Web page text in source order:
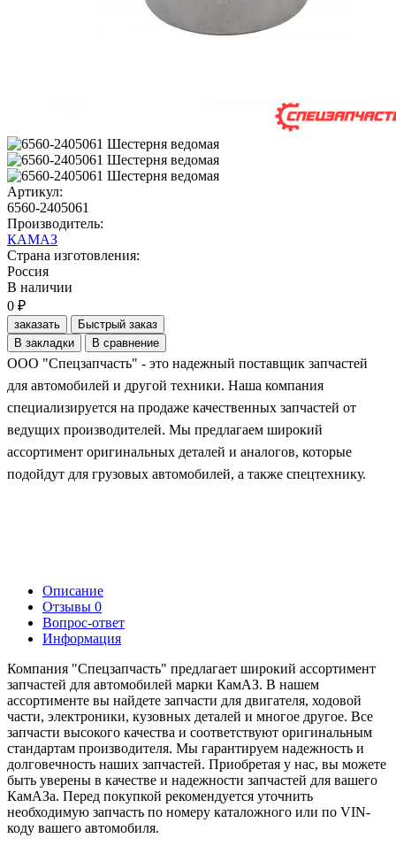
Артикул:
6560-2405061
Производитель:
КАМАЗ
Страна изготовления:
Россия
В наличии
0 ₽
заказать
Быстрый заказ
В закладки
В сравнение
ООО "Спецзапчасть" - это надежный поставщик запчастей
для автомобилей и другой техники. Наша компания
специализируется на продаже качественных запчастей от
ведущих производителей. Мы предлагаем широкий
ассортимент оригинальных деталей и аналогов, которые
подойдут для грузовых автомобилей, а также спецтехнику.
Описание
Отзывы 0
Вопрос-ответ
Информация
Компания "Спецзапчасть" предлагает широкий ассортимент
запчастей для автомобилей марки КамАЗ. В нашем
ассортименте вы найдете запчасти для двигателя, ходовой
части, электроники, кузовных деталей и многое другое. Все
запчасти высокого качества и соответствуют оригинальным
стандартам производителя. Мы гарантируем надежность и
долговечность наших запчастей. Приобретая у нас, вы можете
быть уверены в качестве и надежности запчастей для вашего
КамАЗа. Перед покупкой рекомендуется уточнить
необходимую запчасть по номеру каталожного или по VIN-
коду вашего автомобиля.